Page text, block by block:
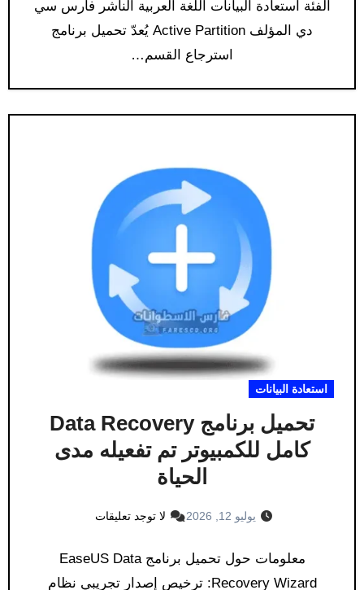
الفئة استعادة البيانات اللغة العربية الناشر فارس سي
دي المؤلف Active Partition يُعدّ تحميل برنامج
استرجاع القسم…
استعادة البيانات
تحميل برنامج Data Recovery
كامل للكمبيوتر تم تفعيله مدى
الحياة
يوليو 12, 2026 لا توجد تعليقات
معلومات حول تحميل برنامج EaseUS Data
Recovery Wizard: ترخيص إصدار تجريبي نظام